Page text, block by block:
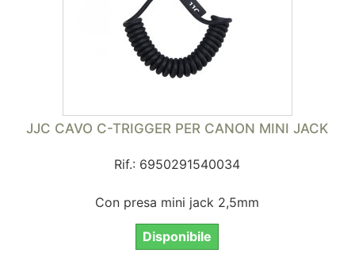
JJC CAVO C-TRIGGER PER CANON MINI JACK
Rif.: 6950291540034
Con presa mini jack 2,5mm
Disponibile